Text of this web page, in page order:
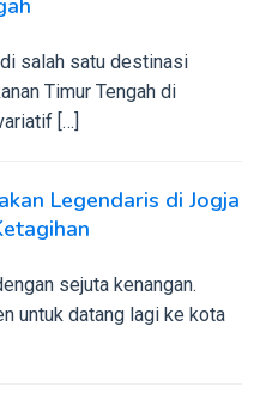
salah satu destinasi
Timur Tengah di
[…]
Legendaris di Jogja
sejuta kenangan.
untuk datang lagi ke kota